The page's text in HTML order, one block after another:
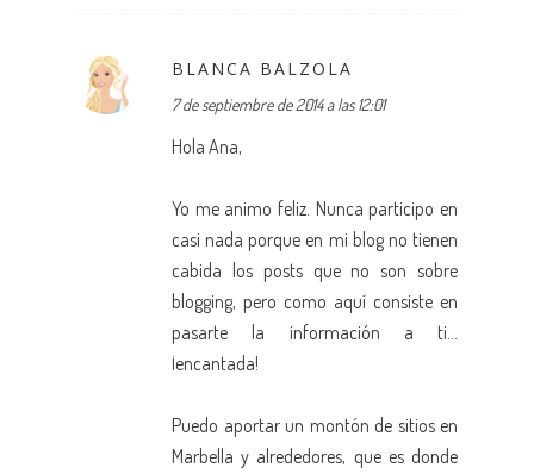
BLANCA BALZOLA
7 de septiembre de 2014 a las 12:01
Hola Ana,
Yo me animo feliz. Nunca participo en
casi nada porque en mi blog no tienen
cabida los posts que no son sobre
blogging, pero como aquí consiste en
pasarte la información a ti...
¡encantada!
Puedo aportar un montón de sitios en
Marbella y alrededores, que es donde